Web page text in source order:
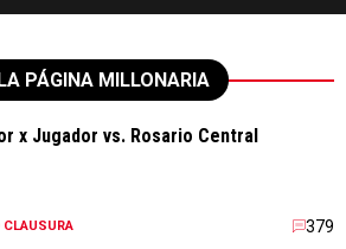
PÁGINA MILLONARIA
x Jugador vs. Rosario Central
CLAUSURA 379